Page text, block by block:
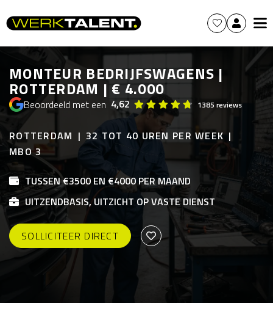
MONTEUR BEDRIJFSWAGENS |
ROTTERDAM | € 4.000
Beoordeeld met een 4,62 1385 reviews
ROTTERDAM
32 TOT 40 UREN PER WEEK
MBO 3
TUSSEN €3500 EN €4000 PER MAAND
UITZENDBASIS, UITZICHT OP VASTE DIENST
SOLLICITEER DIRECT